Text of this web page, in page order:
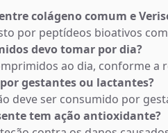
colágeno comum e
por peptídeos bioativos
devo tomar por dia?
ao dia, conforme a
gestantes ou lactantes?
deve ser consumido por
tem ação antioxidante?